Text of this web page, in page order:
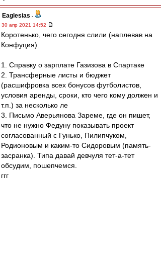
Eaglesias -
30 апр 2021 14:52
Коротенько, чего сегодня слили (наплевав на
Конфуция):
1. Справку о зарплате Газизова в Спартаке
2. Трансферные листы и бюджет
(расшифровка всех бонусов футболистов,
условия аренды, сроки, кто чего кому должен и
т.п.) за несколько ле
3. Письмо Аверьянова Зареме, где он пишет,
что не нужно Федуну показывать проект
согласованный с Гунько, Пилипчуком,
Родионовым и каким-то Сидоровым (память-
засранка). Типа давай девчуля тет-а-тет
обсудим, пошепчемся.
ггг